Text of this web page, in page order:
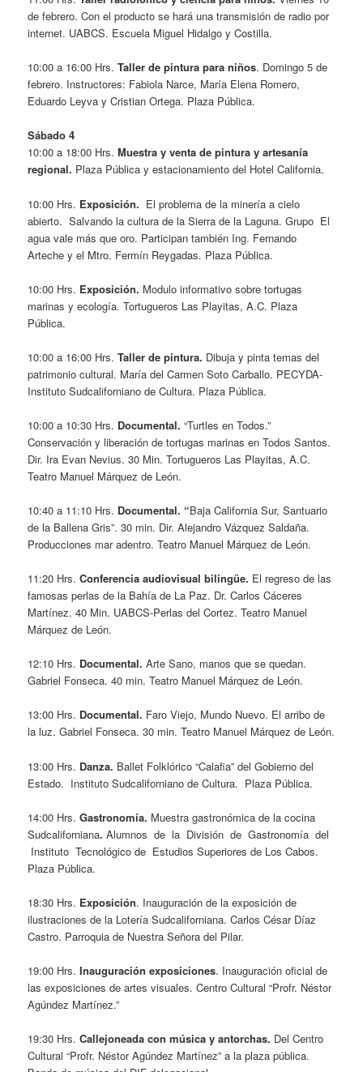
de febrero. Con el producto se hará una transmisión de radio por
internet. UABCS. Escuela Miguel Hidalgo y Costilla.
10:00 a 16:00 Hrs.Taller de pintura para niños. Domingo 5 de
febrero. Instructores: Fabiola Narce, María Elena Romero,
Eduardo Leyva y Cristian Ortega. Plaza Pública.
Sábado 4
10:00 a 18:00 Hrs.Muestra y venta de pintura y artesanía
regional. Plaza Pública y estacionamiento del Hotel California.
10:00 Hrs. Exposición. El problema de la minería a cielo
abierto. Salvando la cultura de la Sierra de la Laguna. Grupo El
agua vale más que oro. Participan también Ing. Fernando
Arteche y el Mtro. Fermín Reygadas. Plaza Pública.
10:00 Hrs. Exposición. Modulo informativo sobre tortugas
marinas y ecología. Tortugueros Las Playitas, A.C. Plaza
Pública.
10:00 a 16:00 Hrs.Taller de pintura. Dibuja y pinta temas del
patrimonio cultural. María del Carmen Soto Carballo. PECYDA-
Instituto Sudcaliforniano de Cultura. Plaza Pública.
10:00 a 10:30 Hrs. Documental.“Turtles en Todos.”
Conservación y liberación de tortugas marinas en Todos Santos.
Dir. Ira Evan Nevius. 30 Min. Tortugueros Las Playitas, A.C.
Teatro Manuel Márquez de León.
10:40 a 11:10 Hrs. Documental. “Baja California Sur, Santuario
de la Ballena Gris”. 30 min. Dir. Alejandro Vázquez Saldaña.
Producciones mar adentro. Teatro Manuel Márquez de León.
11:20 Hrs.Conferencia audiovisual bilingüe. El regreso de las
famosas perlas de la Bahía de La Paz. Dr. Carlos Cáceres
Martínez. 40 Min. UABCS-Perlas del Cortez. Teatro Manuel
Márquez de León.
12:10 Hrs. Documental.Arte Sano, manos que se quedan.
Gabriel Fonseca. 40 min. Teatro Manuel Márquez de León.
13:00 Hrs. Documental. Faro Viejo, Mundo Nuevo. El arribo de
la luz. Gabriel Fonseca. 30 min. Teatro Manuel Márquez de León.
13:00 Hrs. Danza. Ballet Folklórico “Calafia” del Gobierno del
Estado. Instituto Sudcaliforniano de Cultura. Plaza Pública.
14:00 Hrs.Gastronomía. Muestra gastronómica de la cocina
Sudcaliforniana.Alumnos de la División de Gastronomía del
Instituto Tecnológico de Estudios Superiores de Los Cabos.
Plaza Pública.
18:30 Hrs. Exposición. Inauguración de la exposición de
ilustraciones de la Lotería Sudcaliforniana. Carlos César Díaz
Castro. Parroquia de Nuestra Señora del Pilar.
19:00 Hrs.Inauguración exposiciones. Inauguración oficial de
las exposiciones de artes visuales. Centro Cultural “Profr. Néstor
Agúndez Martínez.”
19:30 Hrs.Callejoneada con música y antorchas. Del Centro
Cultural “Profr. Néstor Agúndez Martínez” a la plaza pública.